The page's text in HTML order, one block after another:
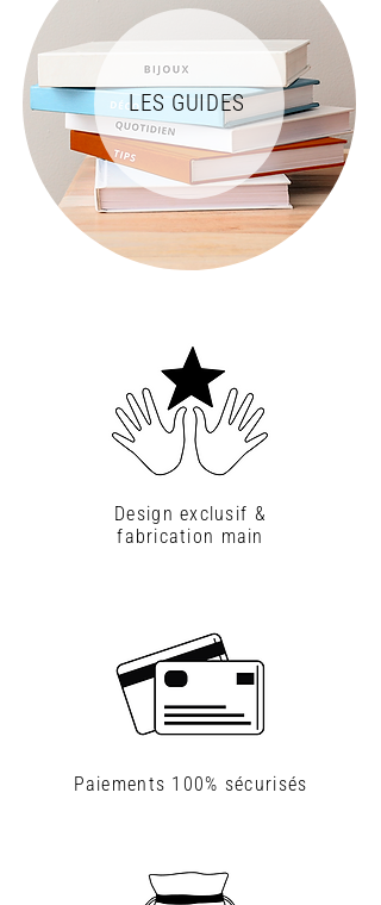
LES GUIDES
Design exclusif &
fabrication main
Paiements 100% sécurisés